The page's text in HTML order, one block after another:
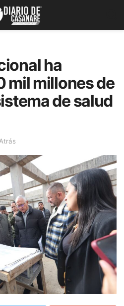
ha
mil millones de
de salud